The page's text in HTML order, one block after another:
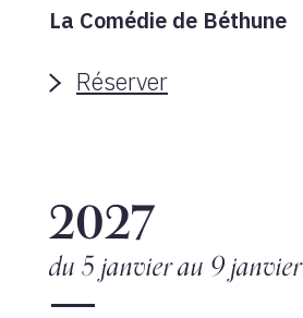
La Comédie de Béthune
Réserver
2027
du 5 janvierau 9 janvier